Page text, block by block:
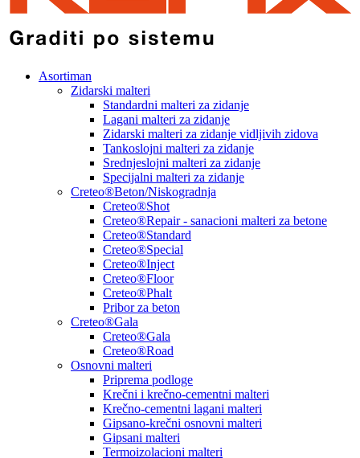
Asortiman
Zidarski malteri
Standardni malteri za zidanje
Lagani malteri za zidanje
Zidarski malteri za zidanje vidljivih zidova
Tankoslojni malteri za zidanje
Srednjeslojni malteri za zidanje
Specijalni malteri za zidanje
Creteo®Beton/Niskogradnja
Creteo®Shot
Creteo®Repair - sanacioni malteri za betone
Creteo®Standard
Creteo®Special
Creteo®Inject
Creteo®Floor
Creteo®Phalt
Pribor za beton
Creteo®Gala
Creteo®Gala
Creteo®Road
Osnovni malteri
Priprema podloge
Krečni i krečno-cementni malteri
Krečno-cementni lagani malteri
Gipsano-krečni osnovni malteri
Gipsani malteri
Termoizolacioni malteri